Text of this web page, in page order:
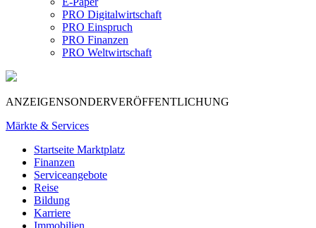
PRO Digitalwirtschaft
PRO Einspruch
PRO Finanzen
PRO Weltwirtschaft
ANZEIGENSONDERVERÖFFENTLICHUNG
Märkte & Services
Startseite Marktplatz
Finanzen
Serviceangebote
Reise
Bildung
Karriere
Immobilien